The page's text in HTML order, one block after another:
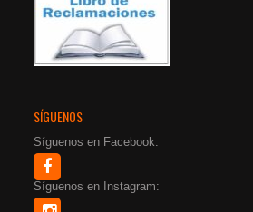
SÍGUENOS
Síguenos en Facebook:
Síguenos en Instagram: